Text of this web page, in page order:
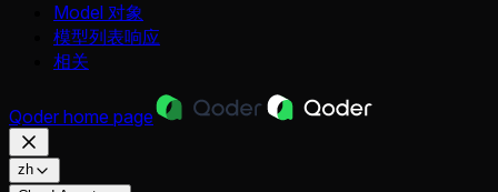
Model 对象
模型列表响应
相关
Qoder home page
zh